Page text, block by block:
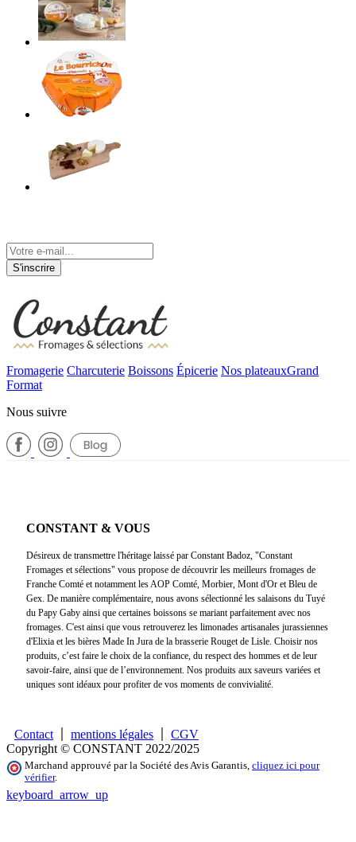
S'inscrire
Fromagerie Charcuterie Boissons Épicerie Nos plateauxGrand
Format
Nous suivre
CONSTANT & VOUS
Désireux de transmettre l'héritage laissé par Constant Badoz, "Constant
Fromages et sélections" vous propose de découvrir les meilleurs fromages de
Franche Comté et notamment les AOP Comté, Morbier, Mont d'Or et Bleu de
Gex. De manière complémentaire, nous avons sélectionné les salaisons du Tuyé
du Papy Gaby ainsi que certaines boissons se mariant parfaitement avec nos
fromages. C'est ainsi que vous retrouverez les limonades artisanales jurassiennes
d'Elixia et les bières Made In Jura de la brasserie Rouget de Lisle. Choisir nos
produits, c’est faire le choix de la confiance, du respect des hommes et de leur
savoir-faire, ainsi que de l’environnement. Nos produits aux saveurs variées et
uniques sont idéaux pour profiter de vos moments de convivialité.
Contact mentions légales
CGV
Copyright © CONSTANT 2022/2025
Marchand approuvé par la Société des Avis Garantis, cliquez ici pour
vérifier.
keyboard_arrow_up